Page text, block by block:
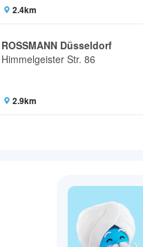
2.4km
ROSSMANN Düsseldorf
Himmelgeister Str. 86
2.9km